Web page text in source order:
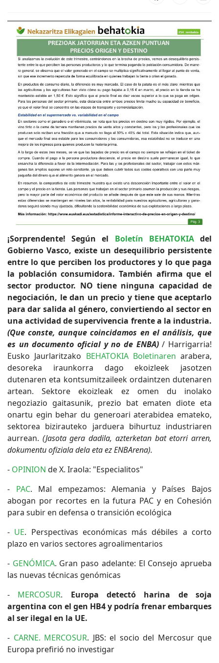
¡Sorprendente! Según el Boletín BEHATOKIAdel
Gobierno Vasco, existe un desequilibrio persistente
entre lo que perciben los productores y lo que paga
la población consumidora. También afirma que el
sector productor. NO tiene ninguna capacidad de
negociación, le dan un precio y tiene que aceptarlo
para dar salida al género, conviertiendo al sector en
una actividad de supervivencia frente a la industria.
(Que conste, aunque coincidamos en el análisis, que
es un documento oficial y no de ENBA) / Harrigarria!
Eusko Jaurlaritzako BEHATOKIA Boletinaren arabera,
desoreka iraunkorra dago ekoizleek jasotzen
dutenaren eta kontsumitzaileek ordaintzen dutenaren
artean. Sektore ekoizleak ez omen du inolako
negoziazio gaitasunik, prezio bat ematen diote eta
onartu egin behar du generoari aterabidea emateko,
sektorea bizirauteko jarduera bihurtuz industriaren
aurrean. (Jasota gera dadila, azterketan bat etorri arren,
dokumentu ofiziala dela eta ez ENBArena).
- OPINION de X. Iraola: "Especialitos"
- PAC. Mal empezamos: Alemania y Países Bajos
abogan por recortes en la futura PAC y en Cohesión
para subir en defensa o transición ecológica
- UE. Perspectivas económicas más débiles a corto
plazo en varios sectores agroalimentarios
- GENÓMICA. Gran paso adelante: El Consejo aprueba
las nuevas técnicas genómicas
- MERCOSUR. Europa detectó harina de soja
argentina con el gen HB4 y podría frenar embarques
al ser ilegal en la UE.
- CARNE. MERCOSUR. JBS: el socio del Mercosur que
Europa prefirió no investigar